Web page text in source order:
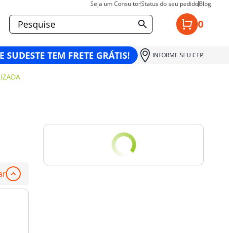
Seja um ConsultorStatus do seu pedidoBlog
0
SUDESTE TEM FRETE GRÁTIS! INFORME SEU CEP